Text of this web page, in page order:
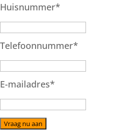
Huisnummer*
Telefoonnummer*
E-mailadres*
Vraag nu aan